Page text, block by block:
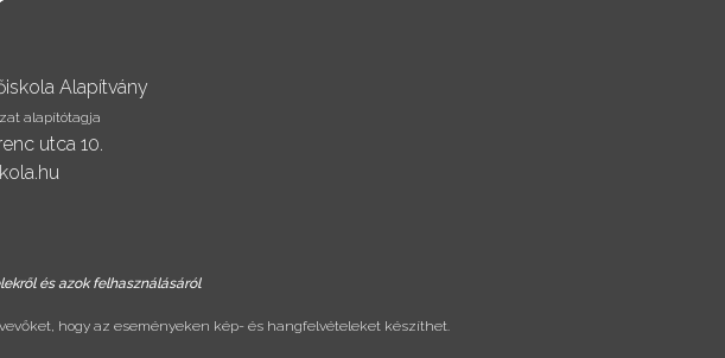
Alapítvány
alapítótagja
utca 10.
és azok felhasználásáról
hogy az eseményeken kép- és hangfelvételeket készíthet.